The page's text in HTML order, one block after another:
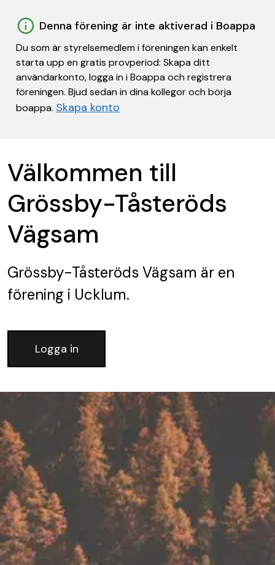
Denna förening är inte aktiverad i Boappa
Du som är styrelsemedlem i föreningen kan enkelt
starta upp en gratis provperiod: Skapa ditt
användarkonto, logga in i Boappa och registrera
föreningen. Bjud sedan in dina kollegor och börja
boappa. Skapa konto
Välkommen till
Grössby-Tåsteröds
Vägsam
Grössby-Tåsteröds Vägsam är en
förening i Ucklum.
Logga in